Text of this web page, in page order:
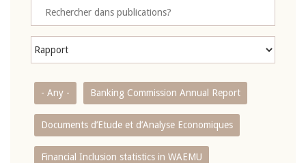
- Any - Banking Commission Annual Report
Documents d’Etude et d’Analyse Economiques
Financial Inclusion statistics in WAEMU